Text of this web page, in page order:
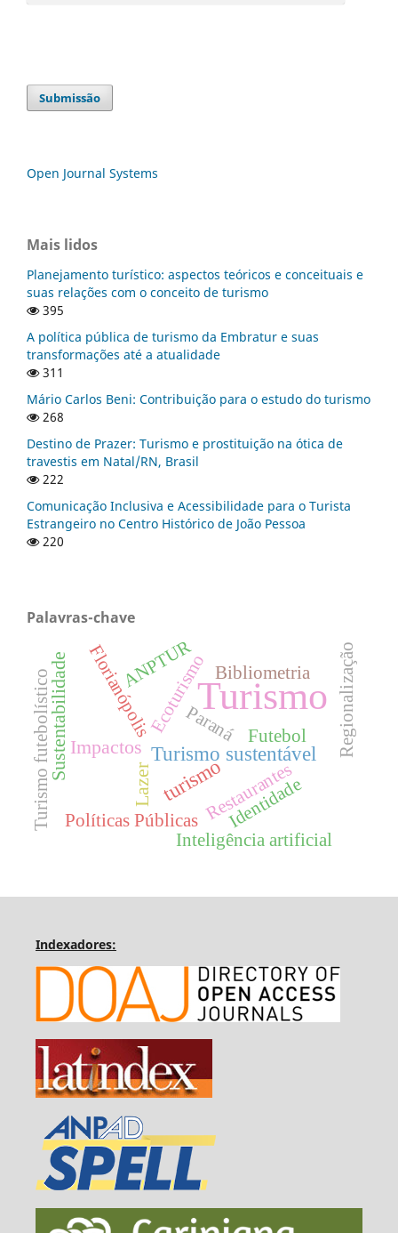
Submissão
Open Journal Systems
Mais lidos
Planejamento turístico: aspectos teóricos e conceituais e
suas relações com o conceito de turismo
395
A política pública de turismo da Embratur e suas
transformações até a atualidade
311
Mário Carlos Beni: Contribuição para o estudo do turismo
268
Destino de Prazer: Turismo e prostituição na ótica de
travestis em Natal/RN, Brasil
222
Comunicação Inclusiva e Acessibilidade para o Turista
Estrangeiro no Centro Histórico de João Pessoa
220
Palavras-chave
Turismo
Turismo sustentável
turismo
Impactos
Lazer
Sustentabilidade Ecoturismo
Florianópolis Regionalização
Restaurantes
Paraná
Políticas Públicas
Bibliometria
Identidade
Turismo futebolístico Futebol
ANPTUR
Inteligência artificial
Indexadores: